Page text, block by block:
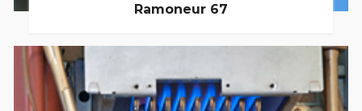
Ramoneur 67